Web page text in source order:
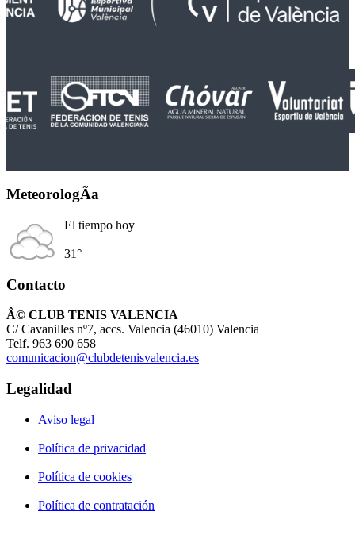
MeteorologÃ­a
El tiempo hoy
31°
Contacto
Â© CLUB TENIS VALENCIA
C/ Cavanilles nº7, accs. Valencia (46010) Valencia
Telf. 963 690 658
comunicacion@clubdetenisvalencia.es
Legalidad
Aviso legal
Política de privacidad
Política de cookies
Política de contratación